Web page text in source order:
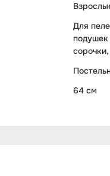
Для
64 см